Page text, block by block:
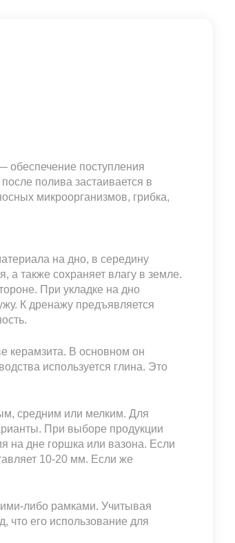
обеспечение поступления
полива застаивается в
микроорганизмов, грибка,
на дно, в середину
а также сохраняет влагу в земле.
При укладке на дно
К дренажу предъявляется
керамзита. В основном он
используется глина. Это
средним или мелким. Для
При выборе продукции
на дне горшка или вазона. Если
10-20 мм. Если же
либо рамками. Учитывая
что его использование для